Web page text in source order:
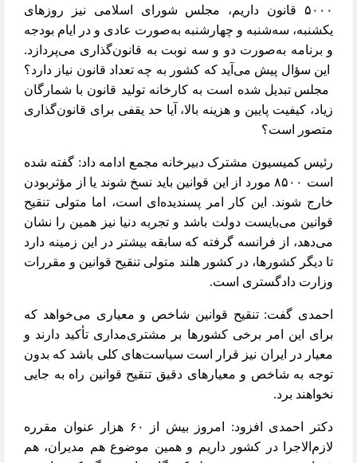
۵۰۰۰ قانون داریم، مجلس شورای اسلامی نیز روزهای
یکشنبه، سه‌شنبه و چهارشنبه به‌صورت عادی و در ایام بودجه
و برنامه به‌صورت دو و سه نوبت به قانون‌گذاری می‌پردازد.
این سؤال پیش می‌آید که کشور به چه تعداد قانون نیاز دارد؟
مجلس تبدیل شده است به کارخانه تولید قانون با شمارگان
زیاد، کیفیت پایین و هزینه بالا، آیا حد یقفی برای قانون‌گذاری
متصور است؟
رئیس کمیسیون مشترک دبیرخانه مجمع ادامه داد: گفته شده
است ۸۵۰۰ مورد از این قوانین باید نسخ شوند یا از مؤثربودن
خارج شوند. این کار امر پسندیده‌ای است، اما متولی تنقیح
قوانین می‌بایست دولت باشد و تجربه دنیا نیز همین را نشان
می‌دهد، از فرانسه گرفته که سابقه بیشتر در این زمینه دارد
تا دیگر کشورها، در کشور هلند متولی تنقیح قوانین و مقررات
وزارت دادگستری است.
احمدی گفت: تنقیح قوانین شاخص و معیاری می‌خواهد که
برای این امر برخی کشورها بر مشتری‌مداری تأکید دارند و
معیار در ایران نیز قرار است سیاست‌های کلی باشد که بدون
توجه به شاخص و معیارهای دقیق تنقیح قوانین راه به جایی
نخواهند برد.
دکتر احمدی افزود: امروز بیش از ۶۰ هزار عنوان مقرره
لازم‌الاجرا در کشور داریم و همین موضوع هم مدیران، هم